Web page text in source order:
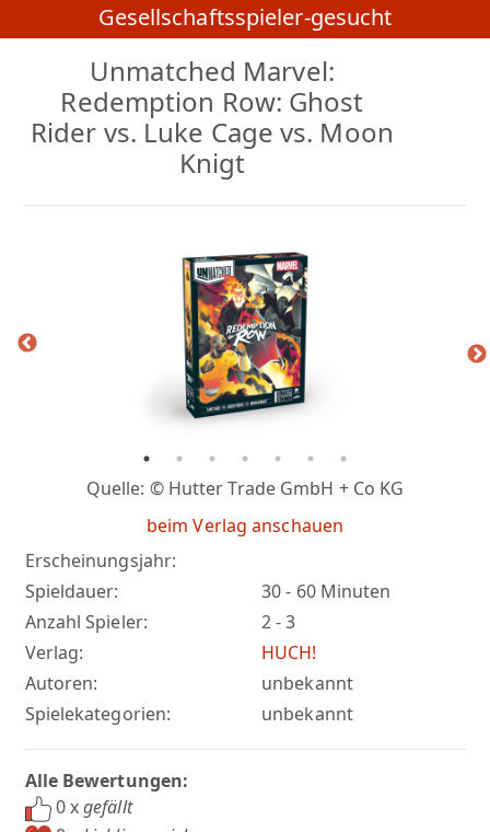
Gesellschaftsspieler-gesucht
Unmatched Marvel:
Redemption Row: Ghost
Rider vs. Luke Cage vs. Moon
Knigt
Erscheinungsjahr:
Spieldauer:
30 - 60 Minuten
Anzahl Spieler:
2 - 3
Verlag:
HUCH!
Autoren:
unbekannt
Spielekategorien:
unbekannt
Quelle: © Hutter Trade GmbH + Co KG
beim Verlag anschauen
Alle Bewertungen:
0 xgefällt